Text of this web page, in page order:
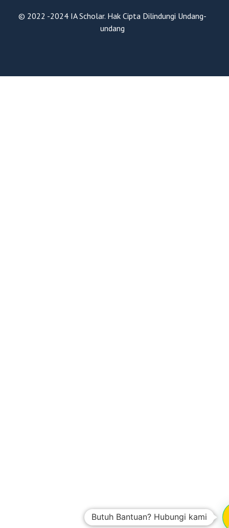
© 2022 -2024 IA Scholar. Hak Cipta Dilindungi Undang-
undang
Butuh Bantuan? Hubungi kami